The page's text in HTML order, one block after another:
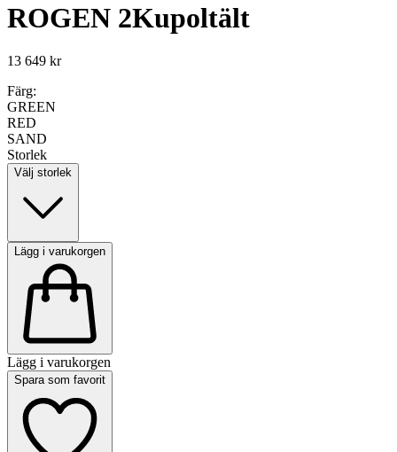
ROGEN 2Kupoltält
13 649 kr
Färg:
GREEN
RED
SAND
Storlek
Välj storlek
Lägg i varukorgen
Lägg i varukorgen
Spara som favorit